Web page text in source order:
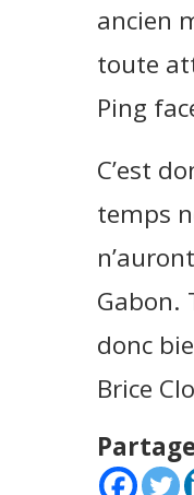
ancien
toute
Ping
C’est
temps
Gabon.
donc
Brice